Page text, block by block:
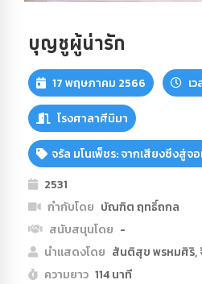
บุญชูผู้น่ารัก
17 พฤษภาคม 2566 เ
โรงศาลาศีนิมา
จรัล มโนเพ็ชร: จากเสียงซึงสู่จอ
2531
กำกับโดย บัณฑิต ฤทธิ์ถกล
สนับสนุนโดย -
นำแสดงโดย สันติสุข พรหมศิริ
ความยาว 114 นาที